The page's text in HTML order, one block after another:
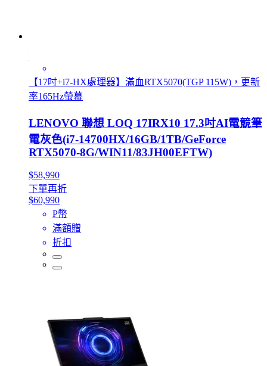
【17吋+i7-HX處理器】滿血RTX5070(TGP 115W)，更新
率165Hz螢幕
LENOVO 聯想 LOQ 17IRX10 17.3吋AI電競筆
電灰色(i7-14700HX/16GB/1TB/GeForce
RTX5070-8G/WIN11/83JH00EFTW)
$58,990
下單再折
$60,990
P幣
滿額贈
折扣